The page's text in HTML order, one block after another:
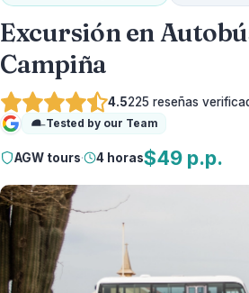
Excursión en
Campiña
4.5225 reseñas
Google
Tested by our Team
AGW tours· 4 horas$49 p.p.